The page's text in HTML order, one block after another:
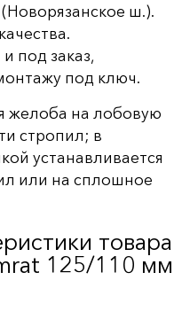
ш.).
под заказ,
под ключ.
желоба на лобовую
стропил; в
устанавливается
или на сплошное
товара
125/110 мм